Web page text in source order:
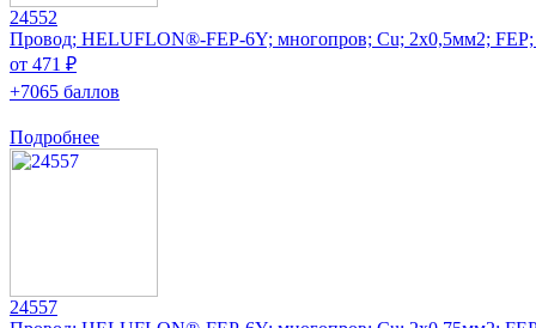
24552
Провод; HELUFLON®-FEP-6Y; многопров; Cu; 2x0,5мм2;
от 471 ₽
+7065 баллов
Подробнее
24557